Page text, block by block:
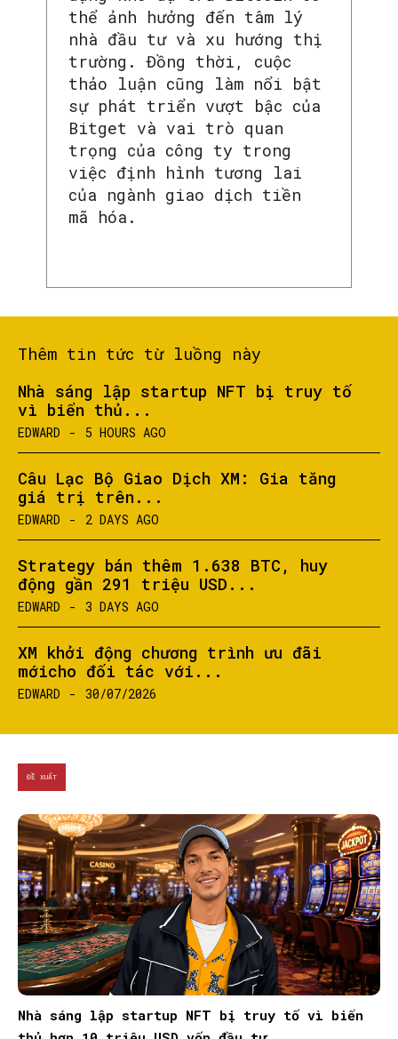
thể ảnh hưởng đến tâm lý
nhà đầu tư và xu hướng thị
trường. Đồng thời, cuộc
thảo luận cũng làm nổi bật
sự phát triển vượt bậc của
Bitget và vai trò quan
trọng của công ty trong
việc định hình tương lai
của ngành giao dịch tiền
mã hóa.
Thêm tin tức từ luồng này
Nhà sáng lập startup NFT bị truy tố
vì biển thủ...
EDWARD - 5 HOURS AGO
Câu Lạc Bộ Giao Dịch XM: Gia tăng
giá trị trên...
EDWARD - 2 DAYS AGO
Strategy bán thêm 1.638 BTC, huy
động gần 291 triệu USD...
EDWARD - 3 DAYS AGO
XM khởi động chương trình ưu đãi
mớicho đối tác với...
EDWARD - 30/07/2026
ĐỀ XUẤT
Nhà sáng lập startup NFT bị truy tố vì biển